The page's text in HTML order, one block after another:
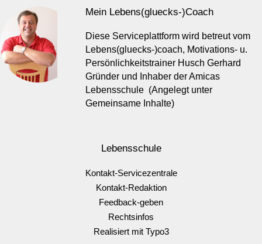
Mein Lebens(gluecks-)Coach
Diese Serviceplattform wird betreut vom
Lebens(gluecks-)coach, Motivations- u.
Persönlichkeitstrainer Husch Gerhard
Gründer und Inhaber der Amicas
Lebensschule (Angelegt unter
Gemeinsame Inhalte)
Lebensschule
Kontakt-Servicezentrale
Kontakt-Redaktion
Feedback-geben
Rechtsinfos
Realisiert mit Typo3